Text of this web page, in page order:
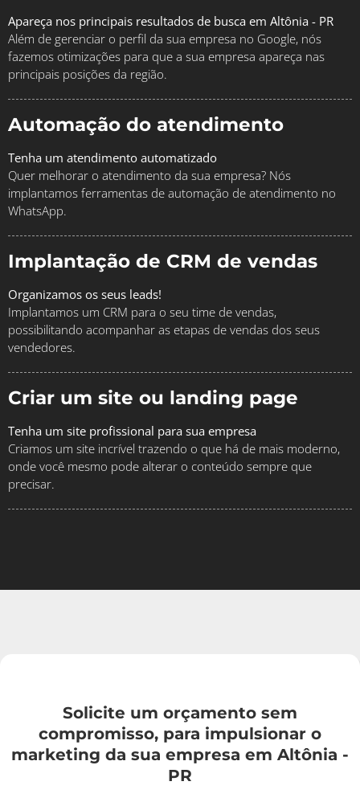
Apareça nos principais resultados de busca em Altônia - PR
Além de gerenciar o perfil da sua empresa no Google, nós
fazemos otimizações para que a sua empresa apareça nas
principais posições da região.
Automação do atendimento
Tenha um atendimento automatizado
Quer melhorar o atendimento da sua empresa? Nós
implantamos ferramentas de automação de atendimento no
WhatsApp.
Implantação de CRM de vendas
Organizamos os seus leads!
Implantamos um CRM para o seu time de vendas,
possibilitando acompanhar as etapas de vendas dos seus
vendedores.
Criar um site ou landing page
Tenha um site profissional para sua empresa
Criamos um site incrível trazendo o que há de mais moderno,
onde você mesmo pode alterar o conteúdo sempre que
precisar.
Solicite um orçamento sem
compromisso, para impulsionar o
marketing da sua empresa em Altônia -
PR